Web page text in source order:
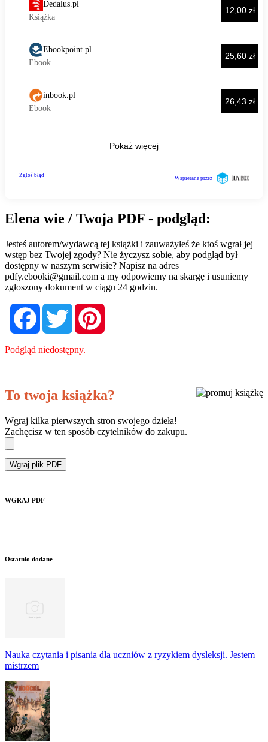
Elena wie / Twoja PDF - podgląd:
Jesteś autorem/wydawcą tej książki i zauważyłeś że ktoś wgrał jej
wstęp bez Twojej zgody? Nie życzysz sobie, aby podgląd był
dostępny w naszym serwisie? Napisz na adres
pdfy.ebooki@gmail.com a my odpowiemy na skargę i usuniemy
zgłoszony dokument w ciągu 24 godzin.
FacebookTwitter
Podgląd niedostępny.
To twoja książka?
Wgraj kilka pierwszych stron swojego dzieła!
Zachęcisz w ten sposób czytelników do zakupu.
Wgraj plik PDF
WGRAJ PDF
Ostatnio dodane
Nauka czytania i pisania dla uczniów z ryzykiem dysleksji. Jestem
mistrzem